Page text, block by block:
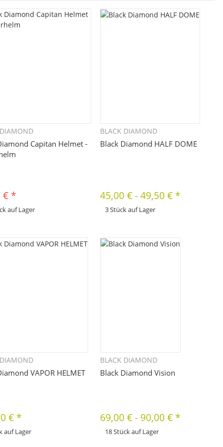
Schnellkauf
Capitan Helmet -
€ *
auf Lager
Schnellkauf
BLACK DIAMOND
Black Diamond HALF DOME
45,00 €-49,50 € *
3 Stück auf Lager
Schnellkauf
VAPOR HELMET
€ *
auf Lager
Schnellkauf
BLACK DIAMOND
Black Diamond Vision
69,00 €- 90,00 € *
18 Stück auf Lager